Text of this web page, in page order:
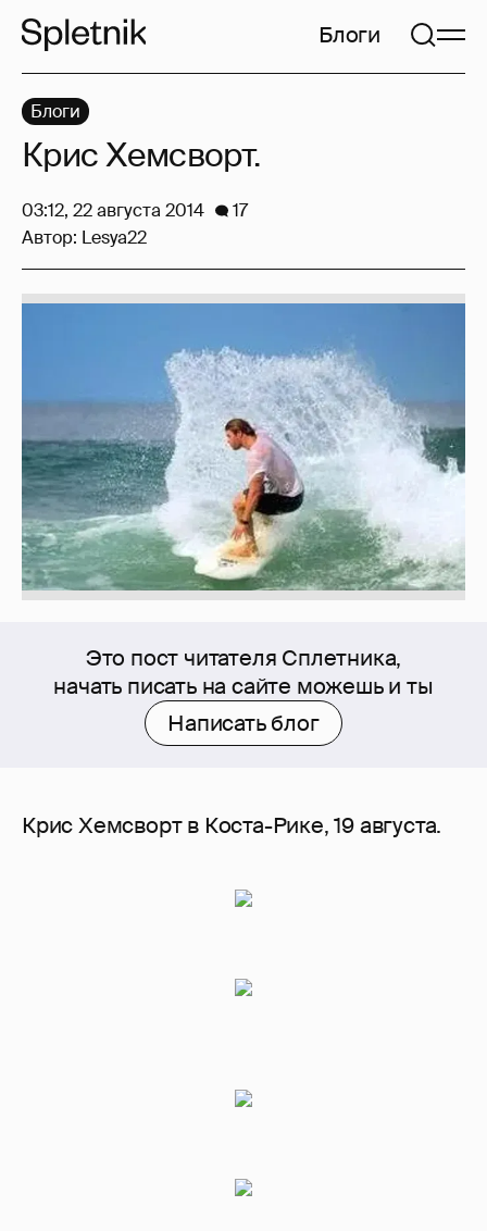
Блоги
Это пост читателя Сплетника,
начать писать на сайте можешь и ты
Написать блог
Крис Хемсворт в Коста-Рике, 19 августа.
Блоги
Крис Хемсворт.
03:12, 22 августа 2014
17
Автор: Lesya22